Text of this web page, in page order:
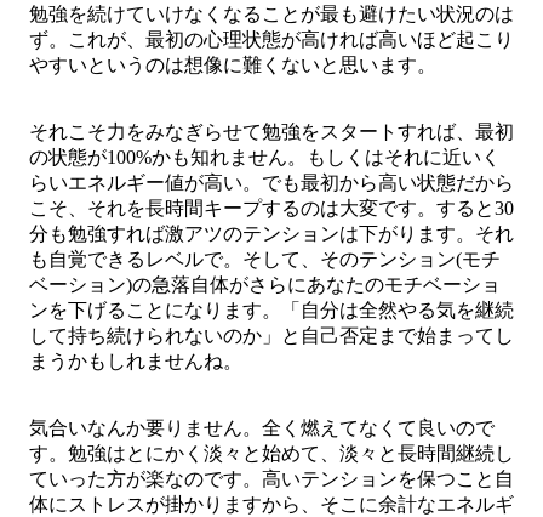
勉強を続けていけなくなることが最も避けたい状況のは
ず。これが、最初の心理状態が高ければ高いほど起こり
やすいというのは想像に難くないと思います。
それこそ力をみなぎらせて勉強をスタートすれば、最初
の状態が100%かも知れません。もしくはそれに近いく
らいエネルギー値が高い。でも最初から高い状態だから
こそ、それを長時間キープするのは大変です。すると30
分も勉強すれば激アツのテンションは下がります。それ
も自覚できるレベルで。そして、そのテンション(モチ
ベーション)の急落自体がさらにあなたのモチベーショ
ンを下げることになります。「自分は全然やる気を継続
して持ち続けられないのか」と自己否定まで始まってし
まうかもしれませんね。
気合いなんか要りません。全く燃えてなくて良いので
す。勉強はとにかく淡々と始めて、淡々と長時間継続し
ていった方が楽なのです。高いテンションを保つこと自
体にストレスが掛かりますから、そこに余計なエネルギ